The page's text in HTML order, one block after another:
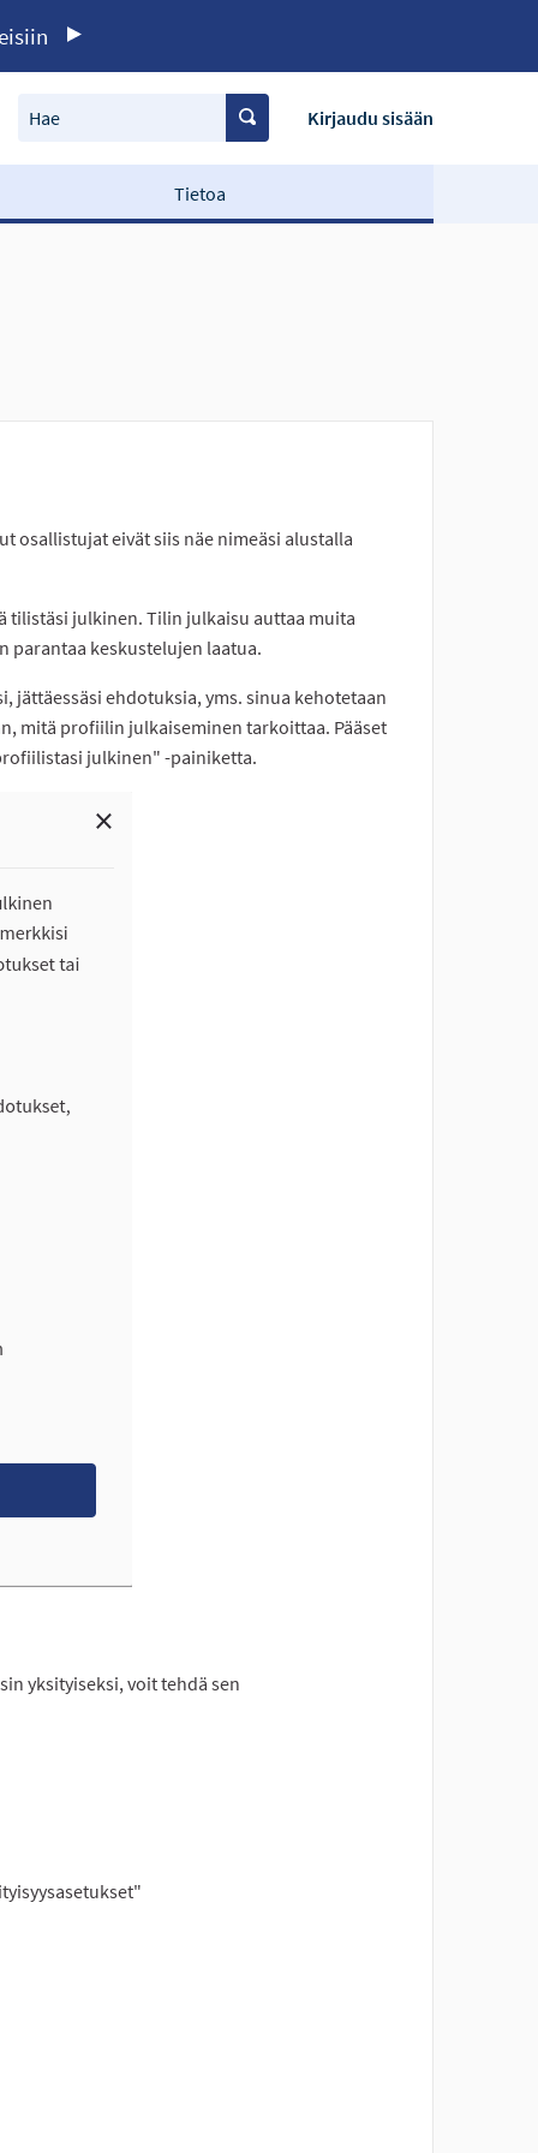
Hae Kirjaudu sisään
Tietoa
osallistujat eivät siis näe nimeäsi alustalla
tilistäsi julkinen. Tilin julkaisu auttaa muita
parantaa keskustelujen laatua.
ehdotuksia, yms. sinua kehotetaan
mitä profiilin julkaiseminen tarkoittaa. Pääset
julkinen" -painiketta.
yksityiseksi, voit tehdä sen